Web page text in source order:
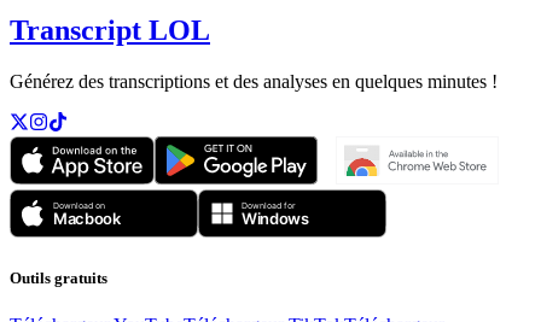
Transcript LOL
Générez des transcriptions et des analyses en quelques minutes !
Outils gratuits